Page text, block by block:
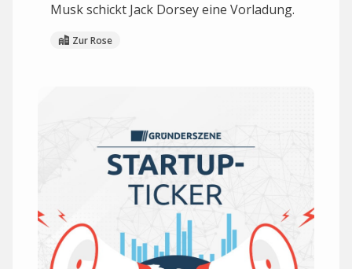
Musk schickt Jack Dorsey eine Vorladung.
Zur Rose